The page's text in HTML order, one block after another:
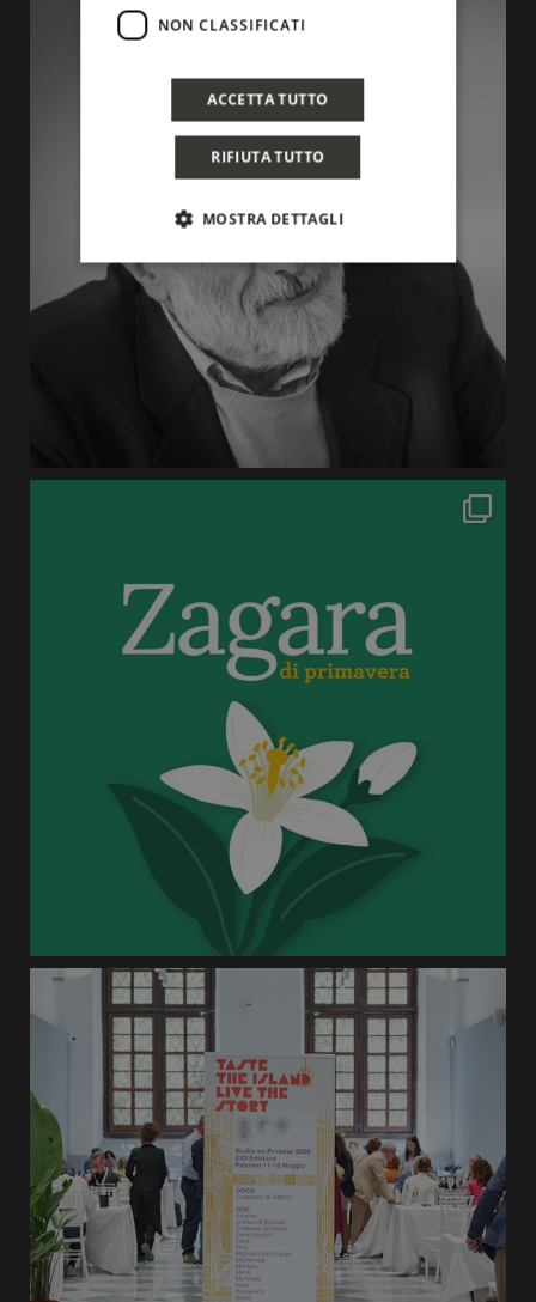
NON CLASSIFICATI
ACCETTA TUTTO
RIFIUTA TUTTO
MOSTRA DETTAGLI